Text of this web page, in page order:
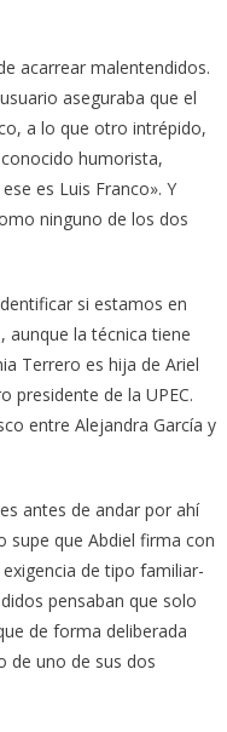
acarrear malentendidos.
aseguraba que el
a lo que otro intrépido,
humorista,
es Luis Franco». Y
ninguno de los dos
si estamos en
aunque la técnica tiene
Terrero es hija de Ariel
presidente de la UPEC.
entre Alejandra García y
antes de andar por ahí
supe que Abdiel firma con
de tipo familiar-
pensaban que solo
de forma deliberada
de uno de sus dos